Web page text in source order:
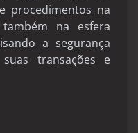
procedimentos na
na esfera
a segurança
transações e